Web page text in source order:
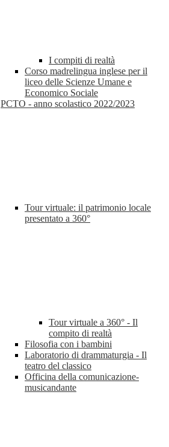
I compiti di realtà
Corso madrelingua inglese per il
liceo delle Scienze Umane e
Economico Sociale
PCTO - anno scolastico 2022/2023
Tour virtuale: il patrimonio locale
presentato a 360°
Tour virtuale a 360° - Il
compito di realtà
Filosofia con i bambini
Laboratorio di drammaturgia - Il
teatro del classico
Officina della comunicazione-
musicandante